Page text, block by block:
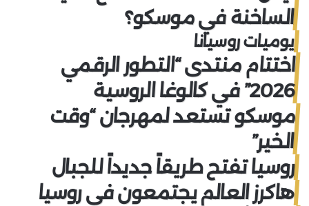
الساخنة في موسكو؟
يوميات روسيانا
اختتام منتدى “التطور الرقمي
2026” في كالوغا الروسية
موسكو تستعد لمهرجان “وقت
الخير”
روسيا تفتح طريقاً جديداً للجبال
هاكرز العالم يجتمعون في روسيا